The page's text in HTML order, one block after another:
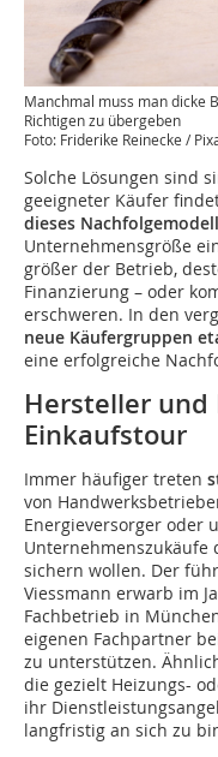
Manchmal muss man dicke
Richtigen zu übergeben
Foto: Friderike Reinecke /
Solche Lösungen sind
geeigneter Käufer
dieses Nachfolgemodell
Unternehmensgröße
größer der Betrieb,
Finanzierung – oder
erschweren. In den
neue Käufergruppen
eine erfolgreiche
Hersteller und
Einkaufstour
Immer häufiger treten
von
Energieversorger oder
Unternehmenszukäufe
sichern wollen. Der
Viessmann erwarb im
Fachbetrieb in
eigenen Fachpartner
zu unterstützen.
die gezielt Heizungs-
ihr
langfristig an sich zu